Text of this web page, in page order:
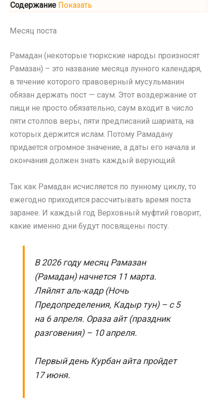
Содержание Показать
Месяц поста
Рамадан (некоторые тюркские народы произносят
Рамазан) – это название месяца лунного календаря,
в течение которого правоверный мусульманин
обязан держать пост — саум. Этот воздержание от
пищи не просто обязательно, саум входит в число
пяти столпов веры, пяти предписаний шариата, на
которых держится ислам. Потому Рамадану
придается огромное значение, а даты его начала и
окончания должен знать каждый верующий.
Так как Рамадан исчисляется по лунному циклу, то
ежегодно приходится рассчитывать время поста
заранее. И каждый год Верховный муфтий говорит,
какие именно дни будут посвящены посту.
В 2026 году месяц Рамазан
(Рамадан) начнется 11 марта.
Ляйлят аль-кадр (Ночь
Предопределения, Кадыр тун) – с 5
на 6 апреля. Ораза айт (праздник
разговения) – 10 апреля.
Первый день Курбан айта пройдет
17 июня.